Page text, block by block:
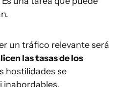
un tráfico relevante será
las tasas de los
hostilidades se
inabordables.